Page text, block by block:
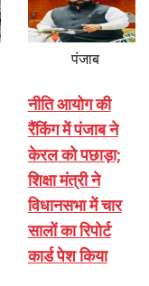
पंजाब
नीति आयोग की
रैंकिंग में पंजाब ने
केरल को पछाड़ा;
शिक्षा मंत्री ने
विधानसभा में चार
सालों का रिपोर्ट
कार्ड पेश किया